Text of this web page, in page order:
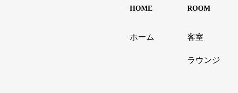
HOME
ホーム
ROOM
客室
ラウンジ